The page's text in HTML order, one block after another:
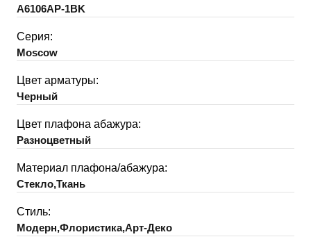
A6106AP-1BK
Серия:
Moscow
Цвет арматуры:
Черный
Цвет плафона абажура:
Разноцветный
Материал плафона/абажура:
Стекло,Ткань
Стиль:
Модерн,Флористика,Арт-Деко